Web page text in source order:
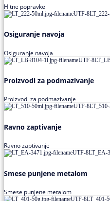
Hitne popravke
Osiguranje navoja
Osiguranje navoja
Proizvodi za podmazivanje
Proizvodi za podmazivanje
Ravno zaptivanje
Ravno zaptivanje
Smese punjene metalom
Smese punjene metalom